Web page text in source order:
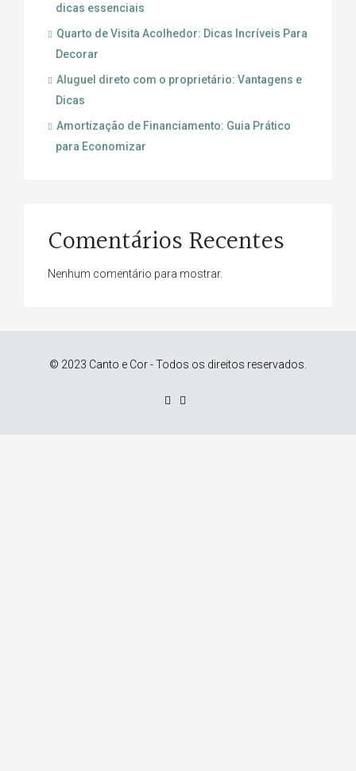
dicas essenciais
Quarto de Visita Acolhedor: Dicas Incríveis Para
Decorar
Aluguel direto com o proprietário: Vantagens e
Dicas
Amortização de Financiamento: Guia Prático
para Economizar
Comentários Recentes
Nenhum comentário para mostrar.
© 2023 Canto e Cor - Todos os direitos reservados.